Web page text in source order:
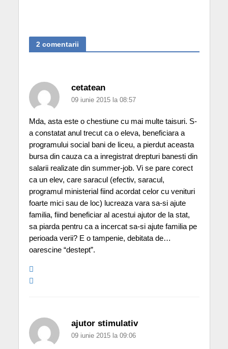
2 comentarii
cetatean
09 iunie 2015 la 08:57
Mda, asta este o chestiune cu mai multe taisuri. S-
a constatat anul trecut ca o eleva, beneficiara a
programului social bani de liceu, a pierdut aceasta
bursa din cauza ca a inregistrat drepturi banesti din
salarii realizate din summer-job. Vi se pare corect
ca un elev, care saracul (efectiv, saracul,
programul ministerial fiind acordat celor cu venituri
foarte mici sau de loc) lucreaza vara sa-si ajute
familia, fiind beneficiar al acestui ajutor de la stat,
sa piarda pentru ca a incercat sa-si ajute familia pe
perioada verii? E o tampenie, debitata de…
oarescine “destept”.
ajutor stimulativ
09 iunie 2015 la 09:06